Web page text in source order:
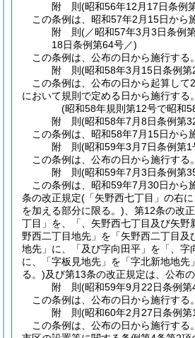
附 則(昭和56年12月17日条例
この条例は、昭和57年2月15日から
附 則(／昭和57年3月3日条例
18日条例第64号／)
この条例は、公布の日から施行する。
附 則(昭和58年3月15日条例第
この条例は、公布の日から起算して
において規則で定める日から施行する。
(昭和58年規則第12号で昭和
附 則(昭和58年7月8日条例第
この条例は、昭和58年7月15日から
附 則(昭和59年3月7日条例第1
この条例は、公布の日から施行する。
附 則(昭和59年7月3日条例第
この条例は、昭和59年7月30日から
条の改正規定(「矢野西七丁目」の右に
を加える部分に限る。) 、第12条の改
丁目」を、「、矢野西七丁目及び矢野
野西二丁目地先」を「矢野西二丁目及
地先」に、「及び字向田平」を「、字
に、「字板見地先」を「字北新地地先
る。)及び第13条の改正規定は、公布の
附 則(昭和59年9月22日条例
この条例は、公布の日から施行する。
附 則(昭和60年2月27日条例第
この条例は、公布の日から施行する。